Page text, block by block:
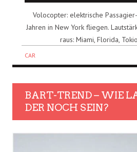
Volocopter: elektrische
Jahren in New York fliegen.
raus: Miami, Florida,
CAR
BART-TREND – WIE
DER NOCH SEIN?